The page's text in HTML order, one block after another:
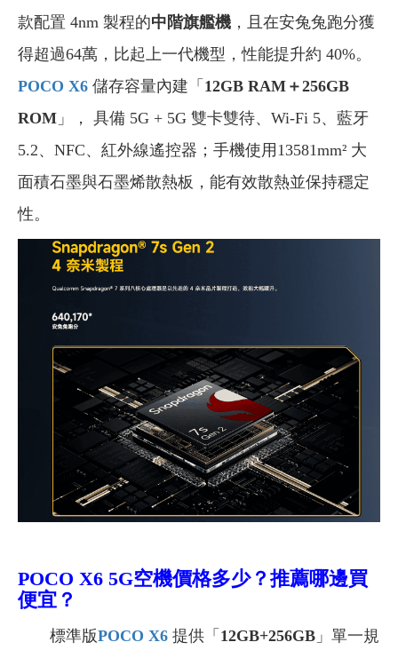
款配置 4nm 製程的中階旗艦機 ，且在安兔兔跑分獲
得超過64萬，比起上一代機型，性能提升約 40%。
POCO X6 儲存容量內建「 12GB RAM＋256GB
ROM 」， 具備 5G + 5G 雙卡雙待、Wi-Fi 5、藍牙
5.2、NFC、紅外線遙控器；手機使用13581mm² 大
面積石墨與石墨烯散熱板，能有效散熱並保持穩定
性。
POCO X6 5G空機價格多少？推薦哪邊買
便宜？
標準版POCO X6 提供「 12GB+256GB 」單一規